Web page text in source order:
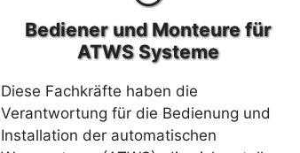
Bediener und Monteure für
ATWS Systeme
Diese Fachkräfte haben die
Verantwortung für die Bedienung und
Installation der automatischen